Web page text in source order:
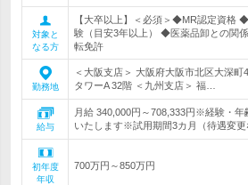
対象と
なる方
【大卒以上】＜必須＞◆MR認定資格
験（目安3年以上） ◆医薬品卸との関
転免許
勤務地
＜大阪支店＞ 大阪府大阪市北区大深
タワーA 32階 ＜九州支店＞ 福…
給与
月給 340,000円～708,333円※経験・年
いたします※試用期間3カ月（待遇変更
初年度
年収
700万円～850万円